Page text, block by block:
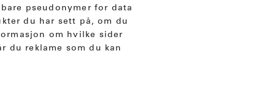
pseudonymer for data
du har sett på, om du
om hvilke sider
du reklame som du kan